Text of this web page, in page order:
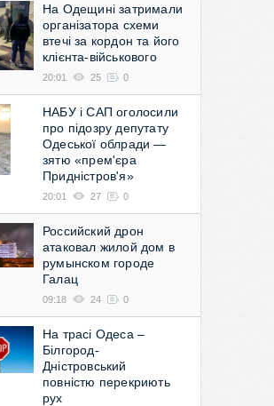
На Одещині затримали
організатора схеми
втечі за кордон та його
клієнта-військового
20:01 25 0
НАБУ і САП оголосили
про підозру депутату
Одеської облради —
зятю «прем'єра
Придністров'я»
20:01 27 0
Российский дрон
атаковал жилой дом в
румынском городе
Галац
09:18 24 0
На трасі Одеса –
Білгород-
Дністровський
повністю перекриють
рух